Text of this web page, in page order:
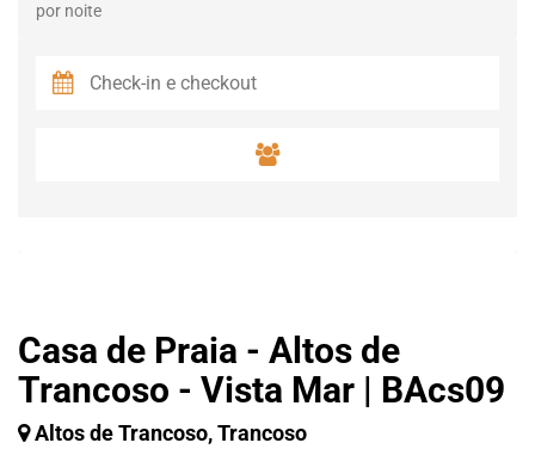
Casa de Praia - Altos de
Trancoso - Vista Mar | BAcs09
Altos de Trancoso, Trancoso
por noite